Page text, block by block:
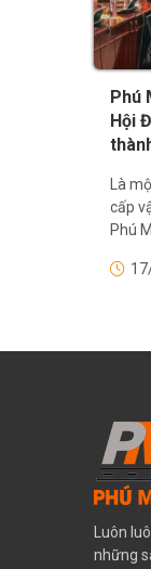
Phú
Hội
Là
cấp
Phú
Luôn
những